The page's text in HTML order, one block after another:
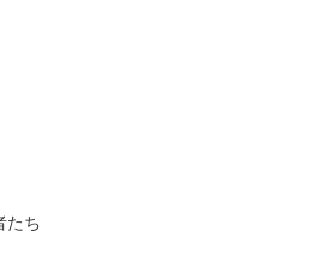
たち